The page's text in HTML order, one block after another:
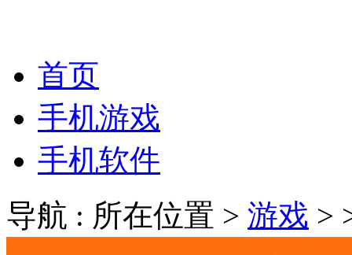
首页
手机游戏
手机软件
导航 : 所在位置 > 游戏 >